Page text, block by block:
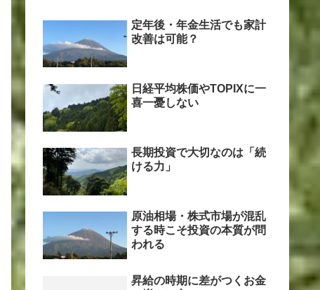
定年後・年金生活でも家計
改善は可能？
日経平均株価やTOPIXに一
喜一憂しない
長期投資で大切なのは「続
ける力」
原油相場・株式市場が混乱
する時こそ投資の本質が問
われる
昇給の時期に差がつくお金